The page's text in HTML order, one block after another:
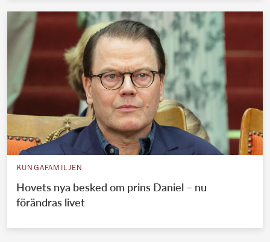
KUNGAFAMILJEN
Hovets nya besked om prins Daniel – nu
förändras livet